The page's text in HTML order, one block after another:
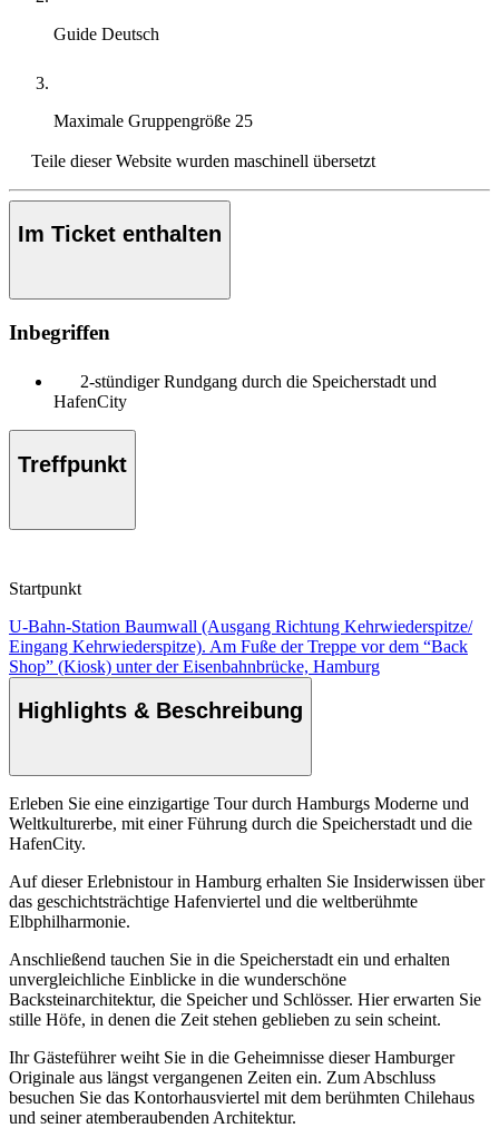
Guide Deutsch
Maximale Gruppengröße 25
Teile dieser Website wurden maschinell übersetzt
Im Ticket enthalten
Inbegriffen
2-stündiger Rundgang durch die Speicherstadt und
HafenCity
Treffpunkt
Startpunkt
U-Bahn-Station Baumwall (Ausgang Richtung Kehrwiederspitze/
Eingang Kehrwiederspitze). Am Fuße der Treppe vor dem “Back
Shop” (Kiosk) unter der Eisenbahnbrücke, Hamburg
Highlights & Beschreibung
Erleben Sie eine einzigartige Tour durch Hamburgs Moderne und
Weltkulturerbe, mit einer Führung durch die Speicherstadt und die
HafenCity.
Auf dieser Erlebnistour in Hamburg erhalten Sie Insiderwissen über
das geschichtsträchtige Hafenviertel und die weltberühmte
Elbphilharmonie.
Anschließend tauchen Sie in die Speicherstadt ein und erhalten
unvergleichliche Einblicke in die wunderschöne
Backsteinarchitektur, die Speicher und Schlösser. Hier erwarten Sie
stille Höfe, in denen die Zeit stehen geblieben zu sein scheint.
Ihr Gästeführer weiht Sie in die Geheimnisse dieser Hamburger
Originale aus längst vergangenen Zeiten ein. Zum Abschluss
besuchen Sie das Kontorhausviertel mit dem berühmten Chilehaus
und seiner atemberaubenden Architektur.